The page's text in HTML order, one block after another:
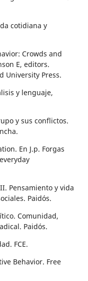
cotidiana y
Crowds and
E, editors.
University Press.
y lenguaje,
y sus conflictos.
En J.p. Forgas
Pensamiento y vida
Paidós.
Comunidad,
Paidós.
FCE.
Behavior. Free